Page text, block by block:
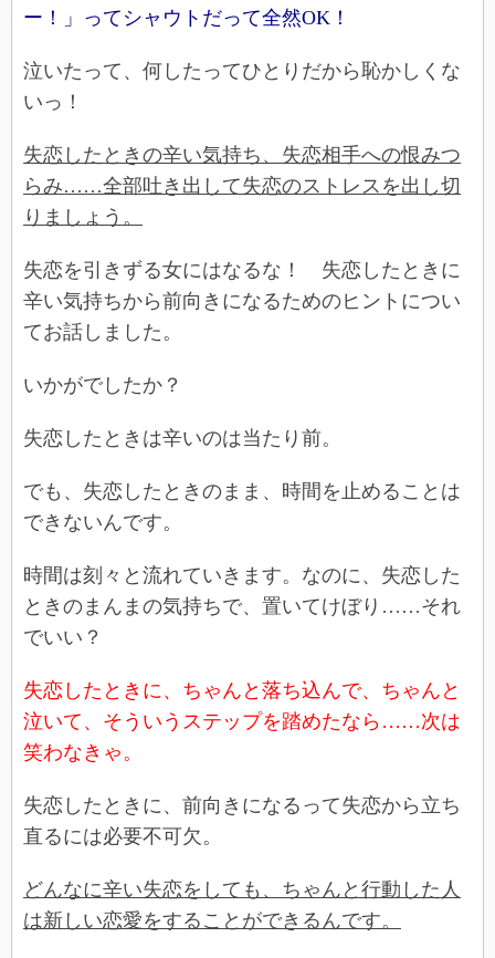
ー！」ってシャウトだって全然OK！
泣いたって、何したってひとりだから恥かしくな
いっ！
失恋したときの辛い気持ち、失恋相手への恨みつ
らみ……全部吐き出して失恋のストレスを出し切
りましょう。
失恋を引きずる女にはなるな！ 失恋したときに
辛い気持ちから前向きになるためのヒントについ
てお話しました。
いかがでしたか？
失恋したときは辛いのは当たり前。
でも、失恋したときのまま、時間を止めることは
できないんです。
時間は刻々と流れていきます。なのに、失恋した
ときのまんまの気持ちで、置いてけぼり……それ
でいい？
失恋したときに、ちゃんと落ち込んで、ちゃんと
泣いて、そういうステップを踏めたなら……次は
笑わなきゃ。
失恋したときに、前向きになるって失恋から立ち
直るには必要不可欠。
どんなに辛い失恋をしても、ちゃんと行動した人
は新しい恋愛をすることができるんです。